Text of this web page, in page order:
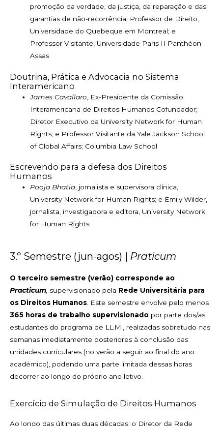
promoção da verdade, da justiça, da reparação e das
garantias de não-recorrência; Professor de Direito,
Universidade do Quebeque em Montreal; e
Professor Visitante, Universidade Paris II Panthéon
Assas
Doutrina, Prática e Advocacia no Sistema
Interamericano
James Cavallaro , Ex-Presidente da Comissão
Interamericana de Direitos Humanos Cofundador;
Diretor Executivo da University Network for Human
Rights; e Professor Visitante da Yale Jackson School
of Global Affairs; Columbia Law School
Escrevendo para a defesa dos Direitos
Humanos
Pooja Bhatia , jornalista e supervisora clínica,
University Network for Human Rights; e Emily Wilder,
jornalista, investigadora e editora, University Network
for Human Rights
3.º Semestre (jun-agos) | Praticum
O terceiro semestre (verão) corresponde ao
Practicum supervisionado pela Rede Universitária para
os Direitos Humanos . Este semestre envolve pelo menos
365 horas de trabalho supervisionado por parte dos/as
estudantes do programa de LL.M., realizadas sobretudo nas
semanas imediatamente posteriores à conclusão das
unidades curriculares (no verão a seguir ao final do ano
académico), podendo uma parte limitada dessas horas
decorrer ao longo do próprio ano letivo.
Exercício de Simulação de Direitos Humanos
Ao longo das últimas duas décadas, o Diretor da Rede